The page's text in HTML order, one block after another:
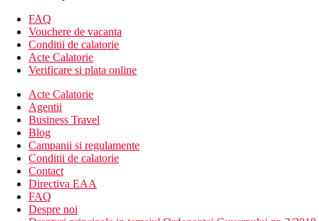
m2
Junior suite, Deluxe, vedere la mare: in sectiunea Club
Suites, dormitor separat, 35 m2
Junior suite, Privilege, vedere la mare: in sectiunea Club
Family Suite, Deluxe, 2 dormitoare: in sectiunea Club
Suites, vedere la mare, 2 dormitoare separate, 2 TV/sat.,
45 m2.
Descrierea hotelului
Hotelul dispune de:
hol de intrare cu receptie
camera comuna cu TV si biblioteca
FAQ
Vouchere de vacanta
Conditii de calatorie
Acte Calatorie
Verificare si plata online
Acte Calatorie
Agentii
Business Travel
Blog
Campanii si regulamente
Conditii de calatorie
Contact
Directiva EAA
FAQ
Despre noi